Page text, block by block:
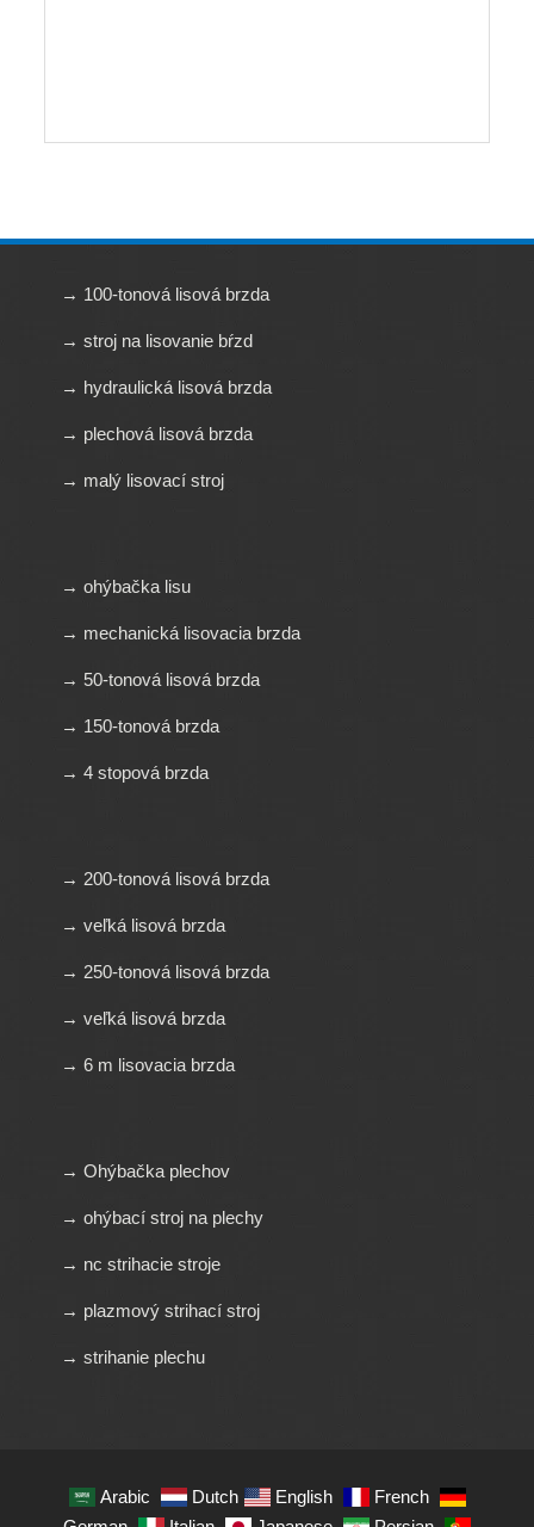
→ 100-tonová lisová brzda
→ stroj na lisovanie bŕzd
→ hydraulická lisová brzda
→ plechová lisová brzda
→ malý lisovací stroj
→ ohýbačka lisu
→ mechanická lisovacia brzda
→ 50-tonová lisová brzda
→ 150-tonová brzda
→ 4 stopová brzda
→ 200-tonová lisová brzda
→ veľká lisová brzda
→ 250-tonová lisová brzda
→ veľká lisová brzda
→ 6 m lisovacia brzda
→ Ohýbačka plechov
→ ohýbací stroj na plechy
→ nc strihacie stroje
→ plazmový strihací stroj
→ strihanie plechu
Arabic Dutch English
French